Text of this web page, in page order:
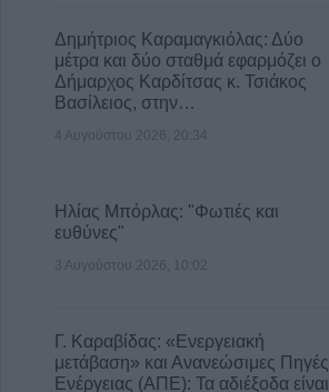
Δημήτριος Καραμαγκιόλας: Δύο
μέτρα και δύο σταθμά εφαρμόζει ο
Δήμαρχος Καρδίτσας κ. Τσιάκος
Βασίλειος, στην…
4 Αυγούστου 2026, 20:34
Ηλίας Μπόρλας: "Φωτιές και
ευθύνες"
3 Αυγούστου 2026, 10:02
Γ. Καραβίδας: «Ενεργειακή
μετάβαση» και Ανανεώσιμες Πηγές
Ενέργειας (ΑΠΕ): Τα αδιέξοδα είναι